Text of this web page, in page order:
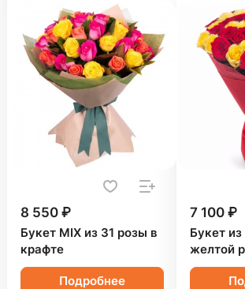
8 550 ₽
Букет MIX из 31 розы в
крафте
Подробнее
7 100 ₽
Букет
желтой